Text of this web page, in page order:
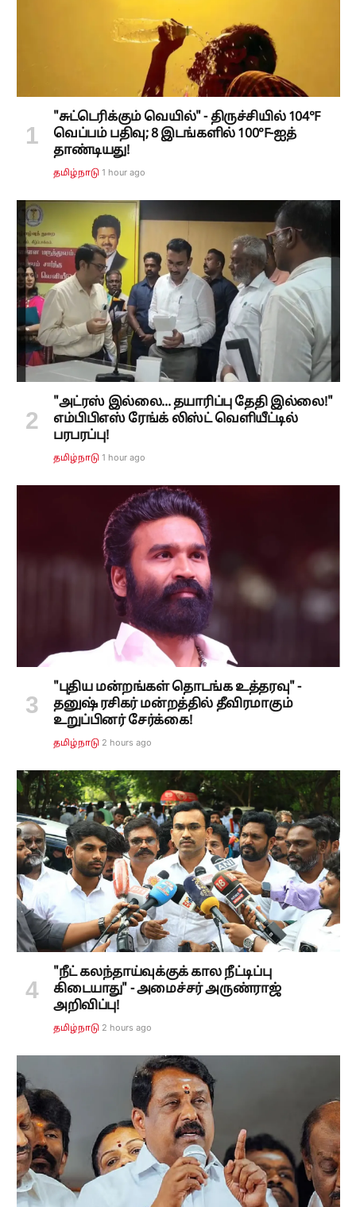
"சுட்டெரிக்கும் வெயில்" - திருச்சியில் 104°F
வெப்பம் பதிவு; 8 இடங்களில் 100°F-ஐத்
தாண்டியது!
தமிழ்நாடு 1 hour ago
"அட்ரஸ் இல்லை... தயாரிப்பு தேதி இல்லை!"
எம்பிபிஎஸ் ரேங்க் லிஸ்ட் வெளியீட்டில்
பரபரப்பு!
தமிழ்நாடு 1 hour ago
"புதிய மன்றங்கள் தொடங்க உத்தரவு" -
தனுஷ் ரசிகர் மன்றத்தில் தீவிரமாகும்
உறுப்பினர் சேர்க்கை!
தமிழ்நாடு 2 hours ago
"நீட் கலந்தாய்வுக்குக் கால நீட்டிப்பு
கிடையாது" - அமைச்சர் அருண்ராஜ்
அறிவிப்பு!
தமிழ்நாடு 2 hours ago